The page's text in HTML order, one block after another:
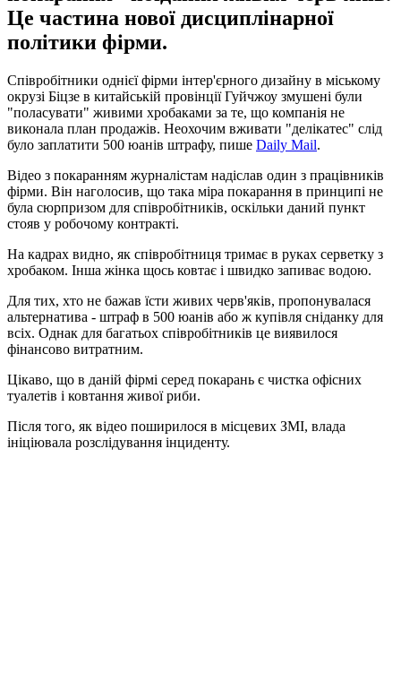
Це частина нової дисциплінарної
політики фірми.
Співробітники однієї фірми інтер'єрного дизайну в міському
окрузі Біцзе в китайській провінції Гуйчжоу змушені були
"поласувати" живими хробаками за те, що компанія не
виконала план продажів. Неохочим вживати "делікатес" слід
було заплатити 500 юанів штрафу, пише Daily Mail.
Відео з покаранням журналістам надіслав один з працівників
фірми. Він наголосив, що така міра покарання в принципі не
була сюрпризом для співробітників, оскільки даний пункт
стояв у робочому контракті.
На кадрах видно, як співробітниця тримає в руках серветку з
хробаком. Інша жінка щось ковтає і швидко запиває водою.
Для тих, хто не бажав їсти живих черв'яків, пропонувалася
альтернатива - штраф в 500 юанів або ж купівля сніданку для
всіх. Однак для багатьох співробітників це виявилося
фінансово витратним.
Цікаво, що в даній фірмі серед покарань є чистка офісних
туалетів і ковтання живої риби.
Після того, як відео поширилося в місцевих ЗМІ, влада
ініціювала розслідування інциденту.